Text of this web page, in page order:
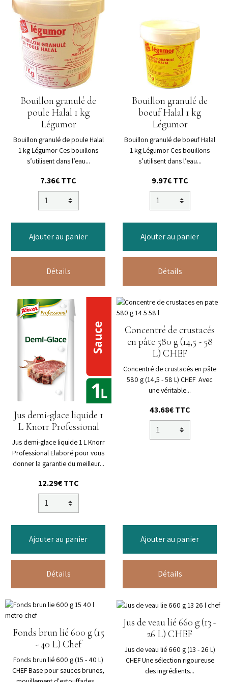
Bouillon granulé de
poule Halal 1 kg
Légumor
Bouillon granulé de poule Halal
1 kg Légumor Ces bouillons
s’utilisent dans l’eau...
7.36€ TTC
Ajouter au panier
Détails
Bouillon granulé de
boeuf Halal 1 kg
Légumor
Bouillon granulé de boeuf Halal
1 kg Légumor Ces bouillons
s’utilisent dans l’eau...
9.97€ TTC
Ajouter au panier
Détails
Jus demi-glace liquide 1
L Knorr Professional
Jus demi-glace liquide 1 L Knorr
Professional Elaboré pour vous
donner la garantie du meilleur...
12.29€ TTC
Ajouter au panier
Détails
Concentré de crustacés
en pâte 580 g (14,5 - 58
L) CHEF
Concentré de crustacés en pâte
580 g (14,5 - 58 L) CHEF Avec
une véritable...
43.68€ TTC
Ajouter au panier
Détails
Fonds brun lié 600 g (15
- 40 L) Chef
Fonds brun lié 600 g (15 - 40 L)
CHEF Base pour sauces brunes,
Jus de veau lié 660 g (13 -
26 L) CHEF
Jus de veau lié 660 g (13 - 26 L)
CHEF Une sélection rigoureuse
des ingrédients...